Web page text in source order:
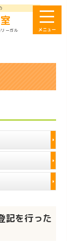
リーガル
記を行った